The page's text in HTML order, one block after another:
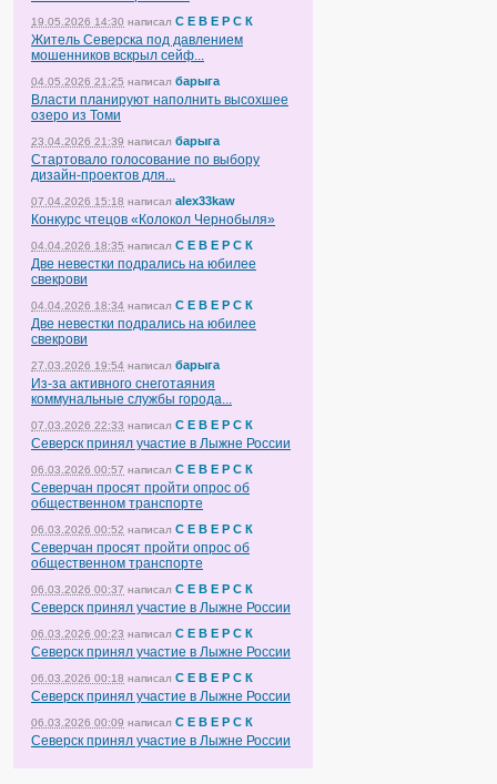
19.05.2026 14:30 написал С Е В Е Р С К
Житель Северска под давлением
мошенников вскрыл сейф...
04.05.2026 21:25 написал барыга
Власти планируют наполнить высохшее
озеро из Томи
23.04.2026 21:39 написал барыга
Стартовало голосование по выбору
дизайн-проектов для...
07.04.2026 15:18 написал alex33kaw
Конкурс чтецов «Колокол Чернобыля»
04.04.2026 18:35 написал С Е В Е Р С К
Две невестки подрались на юбилее
свекрови
04.04.2026 18:34 написал С Е В Е Р С К
Две невестки подрались на юбилее
свекрови
27.03.2026 19:54 написал барыга
Из-за активного снеготаяния
коммунальные службы города...
07.03.2026 22:33 написал С Е В Е Р С К
Северск принял участие в Лыжне России
06.03.2026 00:57 написал С Е В Е Р С К
Северчан просят пройти опрос об
общественном транспорте
06.03.2026 00:52 написал С Е В Е Р С К
Северчан просят пройти опрос об
общественном транспорте
06.03.2026 00:37 написал С Е В Е Р С К
Северск принял участие в Лыжне России
06.03.2026 00:23 написал С Е В Е Р С К
Северск принял участие в Лыжне России
06.03.2026 00:18 написал С Е В Е Р С К
Северск принял участие в Лыжне России
06.03.2026 00:09 написал С Е В Е Р С К
Северск принял участие в Лыжне России